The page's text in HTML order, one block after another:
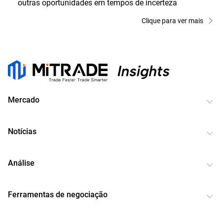
Clique para ver mais
Mercado
Notícias
Análise
Ferramentas de negociação